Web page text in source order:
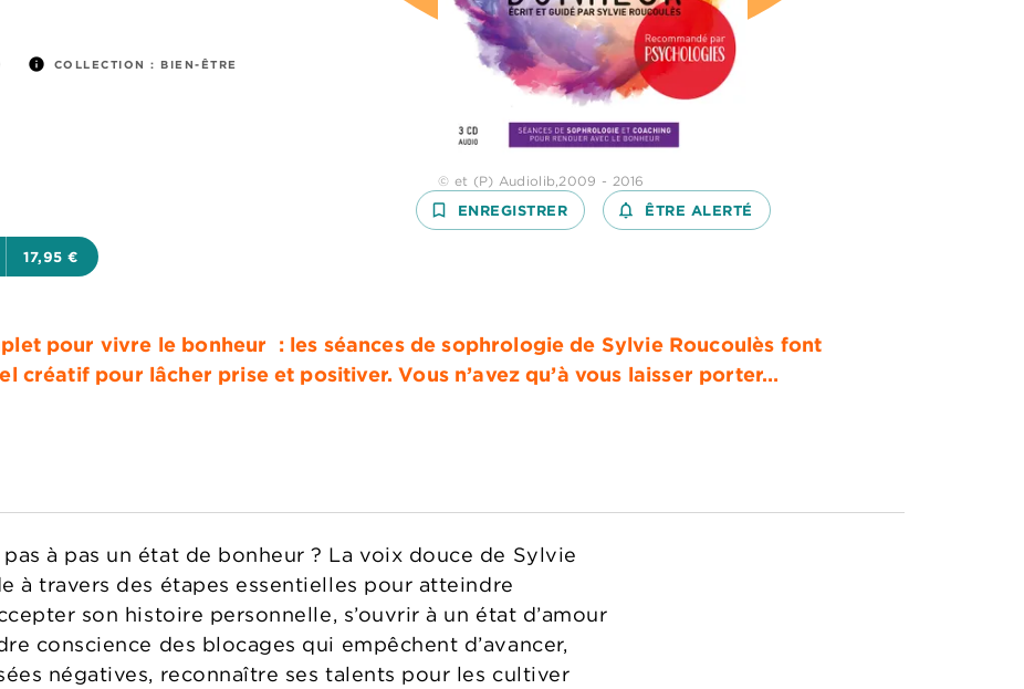
info COLLECTION : BIEN-ÊTRE
17,95 €
© et (P) Audiolib,2009 - 2016
bookmark_border ENREGISTRER notifications_none_outlined
ÊTRE ALERTÉ
pour vivre le bonheur : les séances de sophrologie de Sylvie Roucoulès font
créatif pour lâcher prise et positiver. Vous n’avez qu’à vous laisser porter…
à pas un état de bonheur ? La voix douce de Sylvie
à travers des étapes essentielles pour atteindre
son histoire personnelle, s’ouvrir à un état d’amour
conscience des blocages qui empêchent d’avancer,
négatives, reconnaître ses talents pour les cultiver